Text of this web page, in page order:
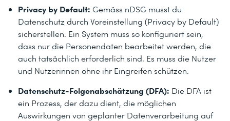
Privacy by Default: Gemäss nDSG musst du
Datenschutz durch Voreinstellung (Privacy by Default)
sicherstellen. Ein System muss so konfiguriert sein,
dass nur die Personendaten bearbeitet werden, die
auch tatsächlich erforderlich sind. Es muss die Nutzer
und Nutzerinnen ohne ihr Eingreifen schützen.
Datenschutz-Folgenabschätzung (DFA): Die DFA ist
ein Prozess, der dazu dient, die möglichen
Auswirkungen von geplanter Datenverarbeitung auf